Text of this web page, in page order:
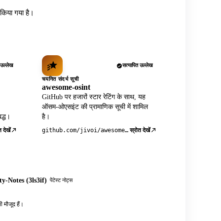
गया है।
उल्लेख
देखें
सत्यापित उल्लेख
चयनित संदर्भ सूची
awesome-osint
GitHub पर हजारों स्टार रेटिंग के साथ, यह
ऑसम-ओएसइंट की प्रामाणिक सूची में शामिल
है।
github.com/jivoi/awesome-osint स्रोत देखें
Notes (3ls3if) पेंटेस्ट नोट्स
मौजूद हैं।